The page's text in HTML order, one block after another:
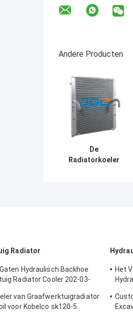
Andere Producten
De
Radiatorkoeler
Radiator
Hydraulisch Backhoe
Radiator Cooler 202-03-
van Graafwerktuigradiator
voor Kobelco sk120-5
Het